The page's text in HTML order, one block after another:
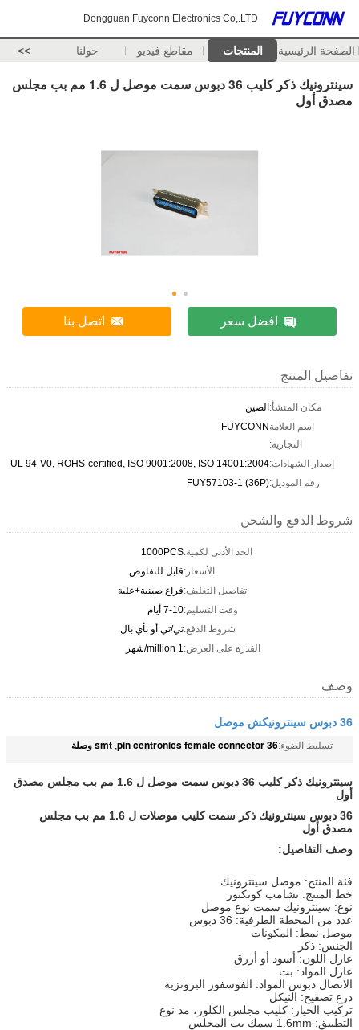
Dongguan Fuyconn Electronics Co,.LTD
الصفحة الرئيسية المنتجات مقاطع فيديو حولنا >>
سينترونيك ذكر كليب 36 دبوس سمت موصل ل 1.6 مم بب مجلس
مصدق أول
افضل سعر اتصل بنا
تفاصيل المنتج
مكان المنشأ:الصين
اسم العلامة
التجارية:
FUYCONN
إصدار الشهادات:UL 94-V0, ROHS-certified, ISO 9001:2008, ISO 14001:2004
رقم الموديل:FUY57103-1 (36P)
شروط الدفع والشحن
الحد الأدنى لكمية:1000PCS
الأسعار:قابل للتفاوض
تفاصيل التغليف:فراغ صينية+علبة
وقت التسليم:7-10 أيام
شروط الدفع:تي/تي أو بأي بال
القدرة على العرض:1 million/شهر
وصف
36 دبوس سينترونيكش موصل
تسليط الضوء:36 pin centronics female connector
, smt وصلة
سينترونيك ذكر كليب 36 دبوس سمت موصل ل 1.6 مم بب مجلس مصدق
أول
36 دبوس سينترونيك ذكر سمت كليب موصلات ل 1.6 مم بب مجلس
مصدق أول
وصف التفاصيل:
فئة المنتج: موصل سينترونيك
خط المنتج: تشامب كونكتور
نوع: سينترونيك سمت نوع موصل
عدد من المحطة الطرفية: 36 دبوس
موصل نمط: المكونات
الجنس: ذكر
عازل اللون: أسود أو أزرق
عازل المواد: بت
الاتصال دبوس المواد: الفوسفور البرونزية
درع تصفيح: النيكل
تركيب الخيار: كليب مجلس الكلور، مد نوع
التطبيق: 1.6mm سمك بب المجلس